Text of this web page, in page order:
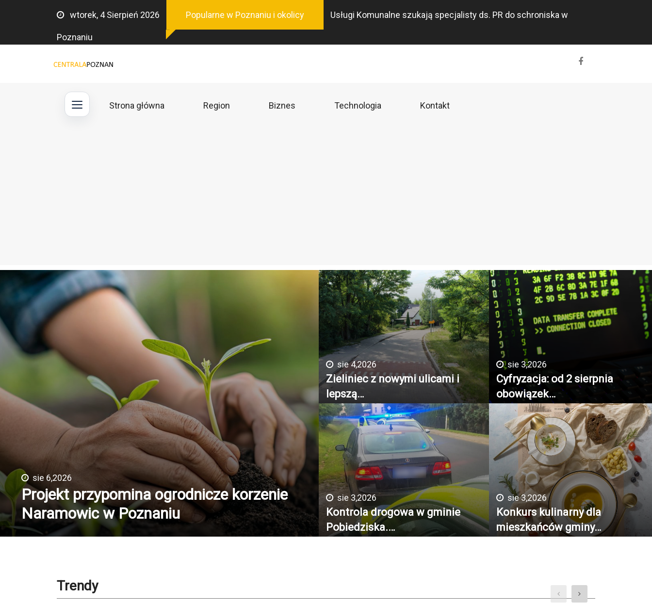
do
wtorek, 4 Sierpień 2026 Popularne w Poznaniu i okolicy Usługi Komunalne szukają specjalisty ds. PR do schroniska w
Poznaniu
Strona główna Region Biznes Technologia Kontakt
sie 6,2026
Projekt przypomina ogrodnicze korzenie
Naramowic w Poznaniu
sie 4,2026
Zieliniec z nowymi ulicami i
lepszą…
sie 3,2026
Cyfryzacja: od 2 sierpnia
obowiązek…
sie 3,2026
Kontrola drogowa w gminie
Pobiedziska.…
sie 3,2026
Konkurs kulinarny dla
mieszkańców gminy…
Trendy